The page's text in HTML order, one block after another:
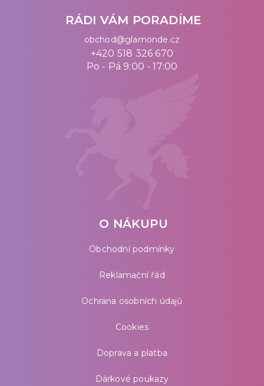
RÁDI VÁM PORADÍME
obchod@glamonde.cz
+420 518 326 670
Po - Pá 9:00 - 17:00
O NÁKUPU
Obchodní podmínky
Reklamační řád
Ochrana osobních údajů
Cookies
Doprava a platba
Dárkové poukazy